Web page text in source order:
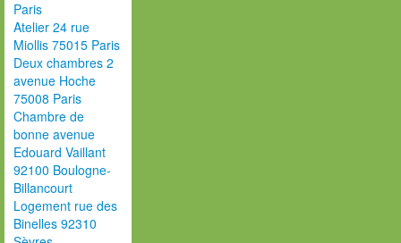
Paris
Atelier 24 rue
Miollis 75015 Paris
Deux chambres 2
avenue Hoche
75008 Paris
Chambre de
bonne avenue
Edouard Vaillant
92100 Boulogne-
Billancourt
Logement rue des
Binelles 92310